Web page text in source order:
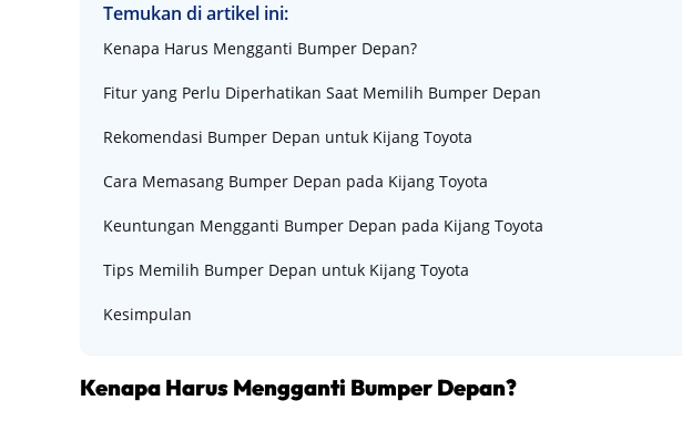
Temukan di artikel ini:
Kenapa Harus Mengganti Bumper Depan?
Fitur yang Perlu Diperhatikan Saat Memilih Bumper Depan
Rekomendasi Bumper Depan untuk Kijang Toyota
Cara Memasang Bumper Depan pada Kijang Toyota
Keuntungan Mengganti Bumper Depan pada Kijang Toyota
Tips Memilih Bumper Depan untuk Kijang Toyota
Kesimpulan
Kenapa Harus Mengganti Bumper Depan?